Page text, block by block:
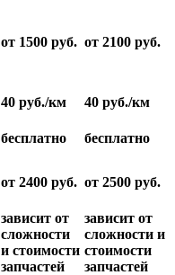
от 1500 руб. от 2100 руб.
40 руб./км 40 руб./км
бесплатно бесплатно
от 2400 руб. от 2500 руб.
зависит от
сложности
и стоимости
запчастей
зависит от
сложности и
стоимости
запчастей